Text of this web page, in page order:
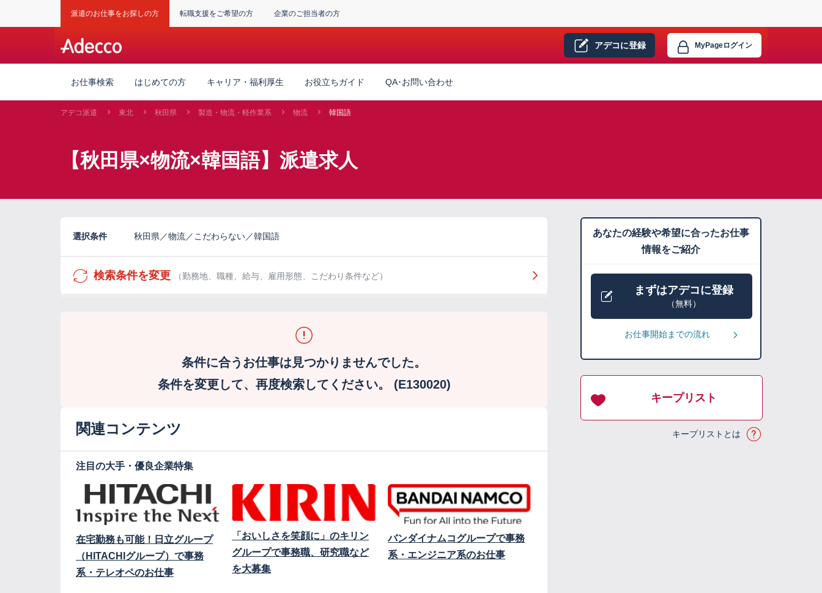
派遣のお仕事をお探しの方 転職支援をご希望の方 企業のご担当者の方
アデコに登録 MyPageログイン
お仕事検索 はじめての方 キャリア・福利厚生 お役立ちガイド QA･お問い合わせ
アデコ派遣 東北 秋田県 製造・物流・軽作業系 物流 韓国語
【秋田県×物流×韓国語】派遣求人
選択条件 秋田県／物流／こだわらない／韓国語
検索条件を変更 （勤務地、職種、給与、雇用形態、こだわり条件など）
条件に合うお仕事は見つかりませんでした。
条件を変更して、再度検索してください。 (E130020)
関連コンテンツ
注目の大手・優良企業特集
在宅勤務も可能！日立グループ
（HITACHIグループ）で事務
系・テレオペのお仕事
「おいしさを笑顔に」のキリン
グループで事務職、研究職など
を大募集
バンダイナムコグループで事務
系・エンジニア系のお仕事
あなたの経験や希望に合ったお仕事
情報をご紹介
まずはアデコに登録
（無料）
お仕事開始までの流れ
キープリスト
キープリストとは